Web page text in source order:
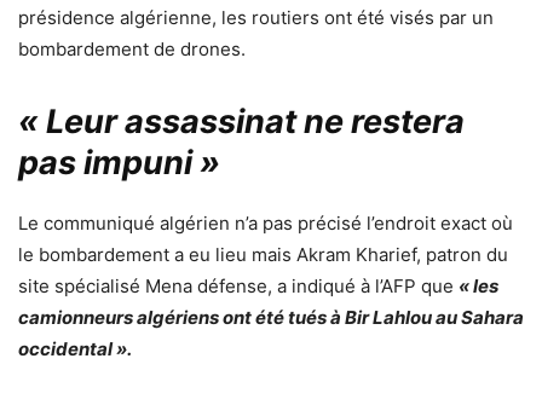
présidence algérienne, les routiers ont été visés par un
bombardement de drones.
« Leur assassinat ne restera
pas impuni »
Le communiqué algérien n’a pas précisé l’endroit exact où
le bombardement a eu lieu mais Akram Kharief, patron du
site spécialisé Mena défense, a indiqué à l’AFP que « les
camionneurs algériens ont été tués à Bir Lahlou au Sahara
occidental ».